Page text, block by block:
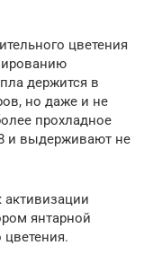
цветения
держится в
но даже и не
прохладное
и выдерживают не
янтарной
цветения.